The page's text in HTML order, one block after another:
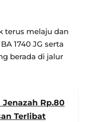
terus melaju dan
1740 JG serta
berada di jalur
Rp.80
Terlibat